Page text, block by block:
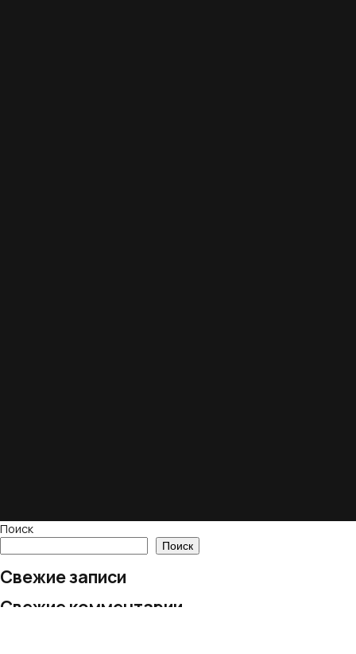
Поиск
Поиск
Свежие записи
Свежие комментарии